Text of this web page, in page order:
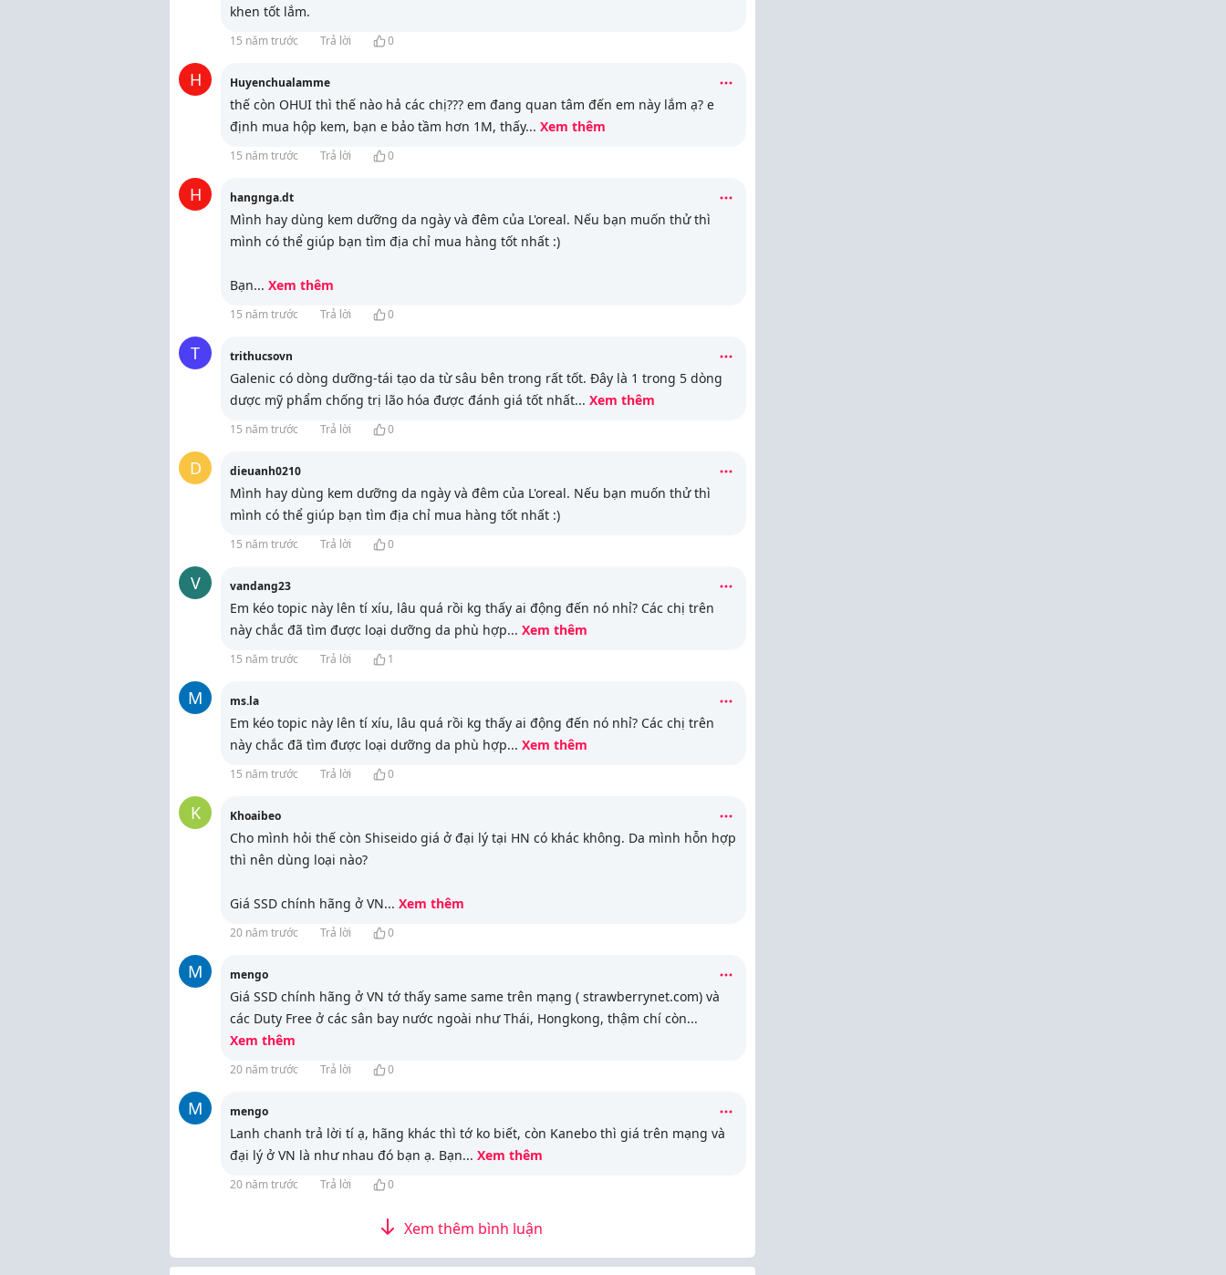
khen tốt lắm.
15 năm trước Trả lời 0
H Huyenchualamme
thế còn OHUI thì thế nào hả các chị??? em đang quan tâm đến em này lắm ạ? e
định mua hộp kem, bạn e bảo tầm hơn 1M, thấy... Xem thêm
15 năm trước Trả lời 0
H hangnga.dt
Mình hay dùng kem dưỡng da ngày và đêm của L'oreal. Nếu bạn muốn thử thì
mình có thể giúp bạn tìm địa chỉ mua hàng tốt nhất :)
Bạn... Xem thêm
15 năm trước Trả lời 0
T trithucsovn
Galenic có dòng dưỡng-tái tạo da từ sâu bên trong rất tốt. Đây là 1 trong 5 dòng
dược mỹ phẩm chống trị lão hóa được đánh giá tốt nhất... Xem thêm
15 năm trước Trả lời 0
D dieuanh0210
Mình hay dùng kem dưỡng da ngày và đêm của L'oreal. Nếu bạn muốn thử thì
mình có thể giúp bạn tìm địa chỉ mua hàng tốt nhất :)
15 năm trước Trả lời 0
V vandang23
Em kéo topic này lên tí xíu, lâu quá rồi kg thấy ai động đến nó nhỉ? Các chị trên
này chắc đã tìm được loại dưỡng da phù hợp... Xem thêm
15 năm trước Trả lời 1
M ms.la
Em kéo topic này lên tí xíu, lâu quá rồi kg thấy ai động đến nó nhỉ? Các chị trên
này chắc đã tìm được loại dưỡng da phù hợp... Xem thêm
15 năm trước Trả lời 0
K Khoaibeo
Cho mình hỏi thế còn Shiseido giá ở đại lý tại HN có khác không. Da mình hỗn hợp
thì nên dùng loại nào?
Giá SSD chính hãng ở VN... Xem thêm
20 năm trước Trả lời 0
M mengo
Giá SSD chính hãng ở VN tớ thấy same same trên mạng ( strawberrynet.com) và
các Duty Free ở các sân bay nước ngoài như Thái, Hongkong, thậm chí còn...
Xem thêm
20 năm trước Trả lời 0
M mengo
Lanh chanh trả lời tí ạ, hãng khác thì tớ ko biết, còn Kanebo thì giá trên mạng và
đại lý ở VN là như nhau đó bạn ạ. Bạn... Xem thêm
20 năm trước Trả lời 0
Xem thêm bình luận